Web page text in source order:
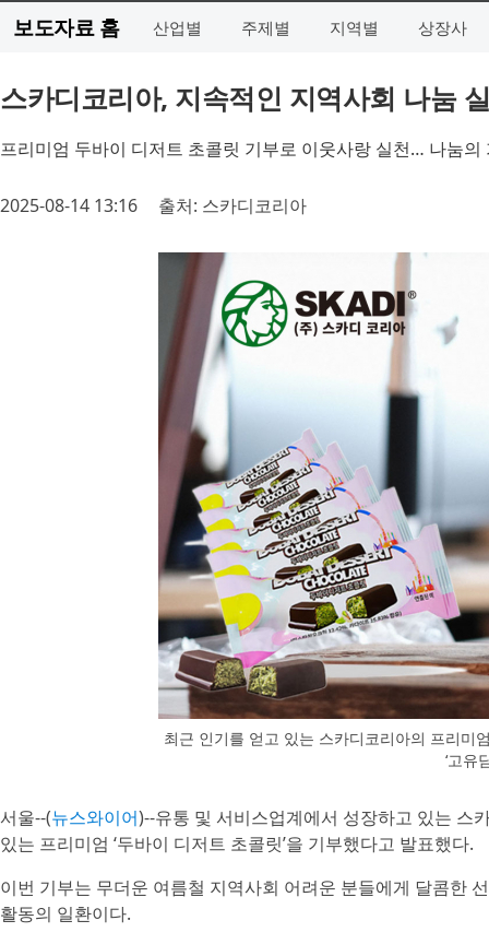
보도자료 홈 산업별 주제별 지역별 상장사
스카디코리아, 지속적인 지역사회 나눔
프리미엄 두바이 디저트 초콜릿 기부로 이웃사랑 실천… 나눔의
2025-08-14 13:16 출처: 스카디코리아
최근 인기를 얻고 있는 스카디코리아의 프리미
‘고유
서울--(뉴스와이어)--유통 및 서비스업계에서 성장하고 있는 스
있는 프리미엄 ‘두바이 디저트 초콜릿’을 기부했다고 발표했다.
이번 기부는 무더운 여름철 지역사회 어려운 분들에게 달콤한
활동의 일환이다.